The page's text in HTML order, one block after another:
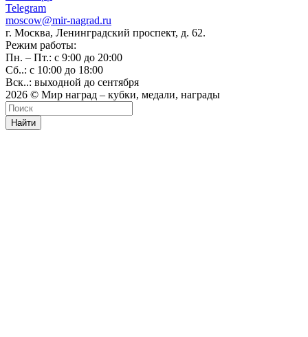
Telegram
moscow@mir-nagrad.ru
г. Москва, Ленинградский проспект, д. 62.
Режим работы:
Пн. – Пт.: с 9:00 до 20:00
Сб..: с 10:00 до 18:00
Вск..: выходной до сентября
2026 © Мир наград – кубки, медали, награды
Найти